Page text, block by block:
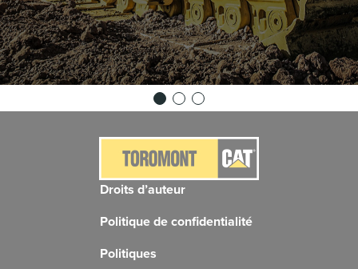
Droits d’auteur
Politique de confidentialité
Politiques